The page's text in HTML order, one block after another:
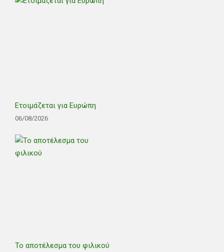
Ετοιμάζεται για Ευρώπη
06/08/2026
Το αποτέλεσμα του φιλικού